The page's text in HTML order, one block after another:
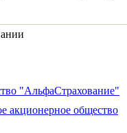
"АльфаСтрахование"
акционерное общество